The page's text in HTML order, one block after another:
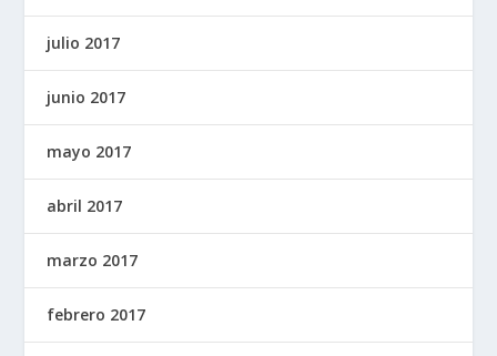
julio 2017
junio 2017
mayo 2017
abril 2017
marzo 2017
febrero 2017